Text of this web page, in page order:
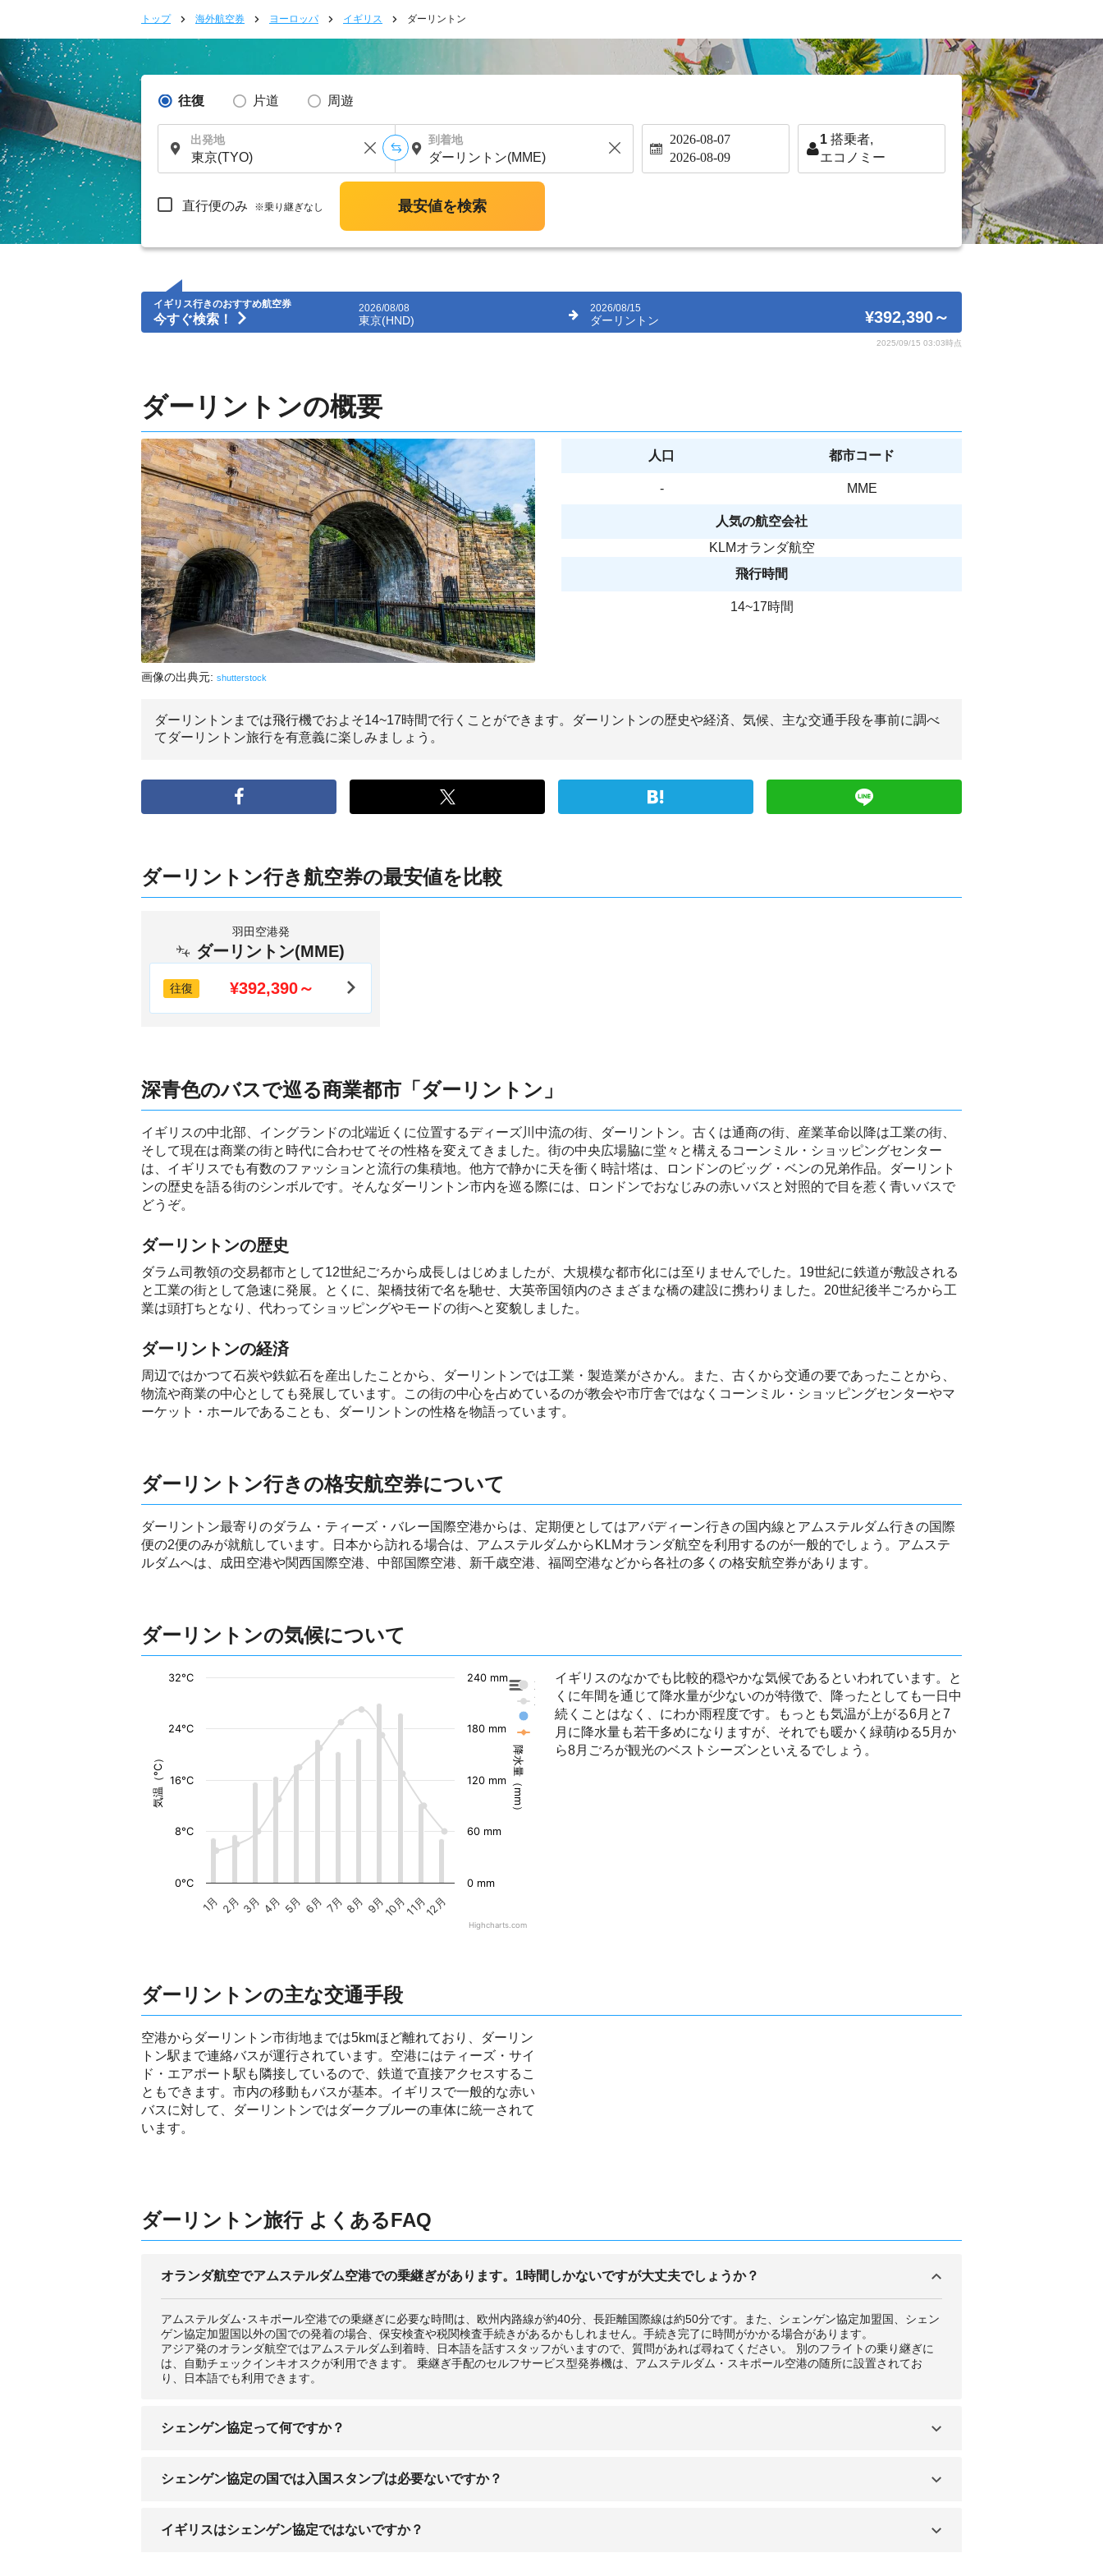
トップ 海外航空券 ヨーロッパ イギリス ダーリントン
往復 片道 周遊
出発地 到着地 2026-08-07
2026-08-09
1 搭乗者,
エコノミー
直行便のみ ※乗り継ぎなし 最安値を検索
イギリス行きのおすすめ航空券
今すぐ検索！
2026/08/08
東京(HND)
2026/08/15
ダーリントン ¥392,390～
2025/09/15 03:03時点
ダーリントンの概要
画像の出典元: shutterstock
人口 都市コード
- MME
人気の航空会社
KLMオランダ航空
飛行時間
14~17時間
ダーリントンまでは飛行機でおよそ14~17時間で行くことができます。ダーリントンの歴史や経済、気候、主な交通手段を事前に調べ
てダーリントン旅行を有意義に楽しみましょう。
ダーリントン行き航空券の最安値を比較
羽田空港発
ダーリントン(MME)
往復 ¥392,390～
深青色のバスで巡る商業都市「ダーリントン」
イギリスの中北部、イングランドの北端近くに位置するディーズ川中流の街、ダーリントン。古くは通商の街、産業革命以降は工業の街、
そして現在は商業の街と時代に合わせてその性格を変えてきました。街の中央広場脇に堂々と構えるコーンミル・ショッピングセンター
は、イギリスでも有数のファッションと流行の集積地。他方で静かに天を衝く時計塔は、ロンドンのビッグ・ベンの兄弟作品。ダーリント
ンの歴史を語る街のシンボルです。そんなダーリントン市内を巡る際には、ロンドンでおなじみの赤いバスと対照的で目を惹く青いバスで
どうぞ。
ダーリントンの歴史
ダラム司教領の交易都市として12世紀ごろから成長しはじめましたが、大規模な都市化には至りませんでした。19世紀に鉄道が敷設される
と工業の街として急速に発展。とくに、架橋技術で名を馳せ、大英帝国領内のさまざまな橋の建設に携わりました。20世紀後半ごろから工
業は頭打ちとなり、代わってショッピングやモードの街へと変貌しました。
ダーリントンの経済
周辺ではかつて石炭や鉄鉱石を産出したことから、ダーリントンでは工業・製造業がさかん。また、古くから交通の要であったことから、
物流や商業の中心としても発展しています。この街の中心を占めているのが教会や市庁舎ではなくコーンミル・ショッピングセンターやマ
ーケット・ホールであることも、ダーリントンの性格を物語っています。
ダーリントン行きの格安航空券について
ダーリントン最寄りのダラム・ティーズ・バレー国際空港からは、定期便としてはアバディーン行きの国内線とアムステルダム行きの国際
便の2便のみが就航しています。日本から訪れる場合は、アムステルダムからKLMオランダ航空を利用するのが一般的でしょう。アムステ
ルダムへは、成田空港や関西国際空港、中部国際空港、新千歳空港、福岡空港などから各社の多くの格安航空券があります。
ダーリントンの気候について
気温（°C） 降水量（mm）
東京の降水量
東京の気温
ダーリントンの降水量
ダーリントンの気温
1月 2月 3月 4月 5月 6月 7月 8月 9月10月11月12月
0°C
8°C
16°C
24°C
32°C
0 mm
60 mm
120 mm
180 mm
240 mm
Highcharts.com
イギリスのなかでも比較的穏やかな気候であるといわれています。と
くに年間を通じて降水量が少ないのが特徴で、降ったとしても一日中
続くことはなく、にわか雨程度です。もっとも気温が上がる6月と7
月に降水量も若干多めになりますが、それでも暖かく緑萌ゆる5月か
ら8月ごろが観光のベストシーズンといえるでしょう。
ダーリントンの主な交通手段
空港からダーリントン市街地までは5kmほど離れており、ダーリン
トン駅まで連絡バスが運行されています。空港にはティーズ・サイ
ド・エアポート駅も隣接しているので、鉄道で直接アクセスするこ
ともできます。市内の移動もバスが基本。イギリスで一般的な赤い
バスに対して、ダーリントンではダークブルーの車体に統一されて
います。
ダーリントン旅行 よくあるFAQ
オランダ航空でアムステルダム空港での乗継ぎがあります。1時間しかないですが大丈夫でしょうか？
アムステルダム･スキポール空港での乗継ぎに必要な時間は、欧州内路線が約40分、長距離国際線は約50分です。また、シェンゲン協定加盟国、シェン
ゲン協定加盟国以外の国での発着の場合、保安検査や税関検査手続きがあるかもしれません。手続き完了に時間がかかる場合があります。
アジア発のオランダ航空ではアムステルダム到着時、日本語を話すスタッフがいますので、質問があれば尋ねてください。 別のフライトの乗り継ぎに
は、自動チェックインキオスクが利用できます。 乗継ぎ手配のセルフサービス型発券機は、アムステルダム・スキポール空港の随所に設置されてお
り、日本語でも利用できます。
シェンゲン協定って何ですか？
1985年にルクセンブルクのシェンゲンで結ばれた協定のことです。
この制度では、協定国間を入国審査なしで行き来できる制度です。なので、イミグレーションで並んでスタンプを押してもらうということをせずに国境
シェンゲン協定の国では入国スタンプは必要ないですか？
シェンゲン協定領域国に入国する場合、最初の到着地の入国審査で、パスポートに領域内入国スタンプが押印されます。最近では、この入国スタンプが
押されていなかったためのトラブルが発生しています。シェンゲン領域内の入国の時には入国スタンプが押印されているか必ず確認しましょう。押印さ
イギリスはシェンゲン協定ではないですか？